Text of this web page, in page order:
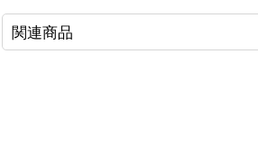
関連商品